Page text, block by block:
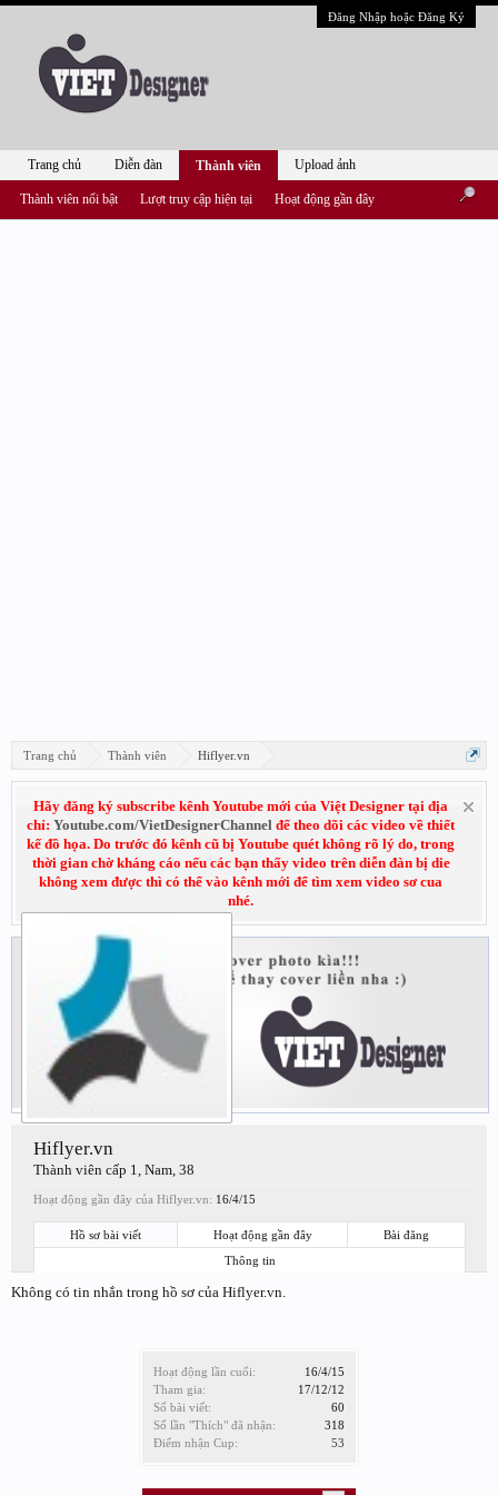
Đăng Nhập hoặc Đăng Ký
Trang chủ Thành viên Hiflyer.vn
Hãy đăng ký subscribe kênh Youtube mới của Việt Designer tại địa
chỉ: Youtube.com/VietDesignerChannel để theo dõi các video về thiết
kế đồ họa. Do trước đó kênh cũ bị Youtube quét không rõ lý do, trong
thời gian chờ kháng cáo nếu các bạn thấy video trên diễn đàn bị die
không xem được thì có thể vào kênh mới để tìm xem video sơ cua
nhé.
Hoạt động lần cuối:
16/4/15
Tham gia:
17/12/12
Số bài viết:
60
Số lần "Thích" đã nhận:
318
Điểm nhận Cup:
53
Hiflyer.vn
Thành viên cấp 1, Nam, 38
Hoạt động gần đây của Hiflyer.vn: 16/4/15
Hồ sơ bài viết Hoạt động gần đây
Bài đăng
Thông tin
Không có tin nhắn trong hồ sơ của Hiflyer.vn.
Trang chủ Diễn đàn Thành viên
Thành viên nổi bật Lượt truy cập hiện tại Hoạt động gần đây
Upload ảnh